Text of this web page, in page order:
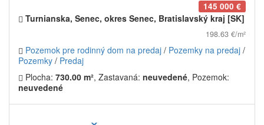
145 000 €
Turnianska, Senec, okres Senec, Bratislavský kraj [SK]
198.63 €/m²
Pozemok pre rodinný dom na predaj / Pozemky na predaj /
Pozemky / Predaj
Plocha: 730.00 m², Zastavaná: neuvedené, Pozemok:
neuvedené